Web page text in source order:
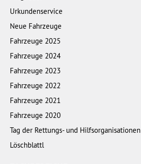
Urkundenservice
Neue Fahrzeuge
Fahrzeuge 2025
Fahrzeuge 2024
Fahrzeuge 2023
Fahrzeuge 2022
Fahrzeuge 2021
Fahrzeuge 2020
Tag der Rettungs- und Hilfsorganisationen
Löschblattl